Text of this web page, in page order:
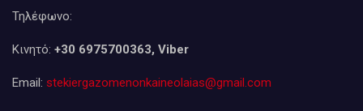
Τηλέφωνο:
Κινητό: +30 6975700363, Viber
Email: stekiergazomenonkaineolaias@gmail.com